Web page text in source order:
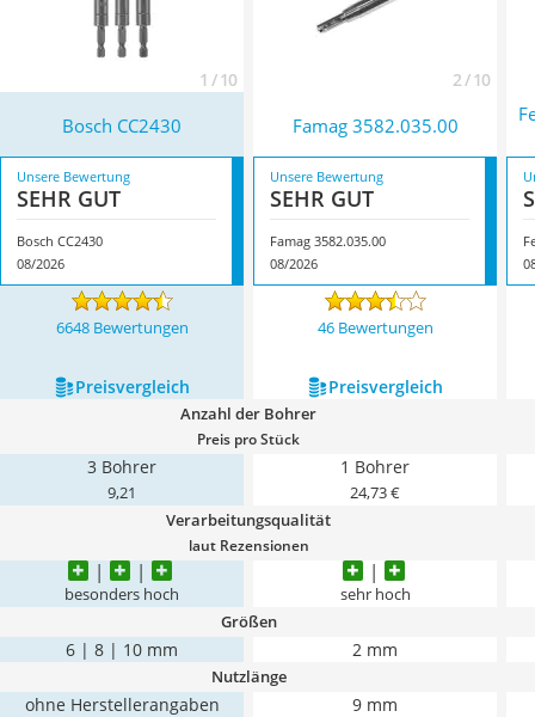
1 / 10 2 / 10
Bosch CC2430 Famag 3582.035.00
Unsere Bewertung
SEHR GUT
Bosch CC2430
08/2026
Unsere Bewertung
SEHR GUT
Famag 3582.035.00
08/2026
6648 Bewertungen 46 Bewertungen
Preis­vergleich Preis­vergleich
Anzahl der Bohrer
Preis pro Stück
3 Bohrer
9,21
1 Bohrer
24,73 €
Verarbeitungsqualität
laut Rezensionen
besonders hoch sehr hoch
Größen
6 | 8 | 10 mm 2 mm
Nutzlänge
ohne Herstellerangaben 9 mm